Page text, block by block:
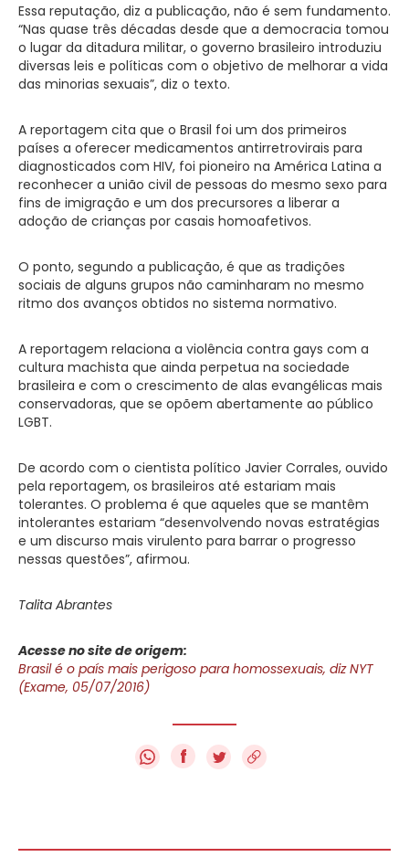
Essa reputação, diz a publicação, não é sem fundamento.
“Nas quase três décadas desde que a democracia tomou
o lugar da ditadura militar, o governo brasileiro introduziu
diversas leis e políticas com o objetivo de melhorar a vida
das minorias sexuais”, diz o texto.
A reportagem cita que o Brasil foi um dos primeiros
países a oferecer medicamentos antirretrovirais para
diagnosticados com HIV, foi pioneiro na América Latina a
reconhecer a união civil de pessoas do mesmo sexo para
fins de imigração e um dos precursores a liberar a
adoção de crianças por casais homoafetivos.
O ponto, segundo a publicação, é que as tradições
sociais de alguns grupos não caminharam no mesmo
ritmo dos avanços obtidos no sistema normativo.
A reportagem relaciona a violência contra gays com a
cultura machista que ainda perpetua na sociedade
brasileira e com o crescimento de alas evangélicas mais
conservadoras, que se opõem abertamente ao público
LGBT.
De acordo com o cientista político Javier Corrales, ouvido
pela reportagem, os brasileiros até estariam mais
tolerantes. O problema é que aqueles que se mantêm
intolerantes estariam “desenvolvendo novas estratégias
e um discurso mais virulento para barrar o progresso
nessas questões”, afirmou.
Talita Abrantes
Acesse no site de origem:
Brasil é o país mais perigoso para homossexuais, diz NYT
(Exame, 05/07/2016)
f